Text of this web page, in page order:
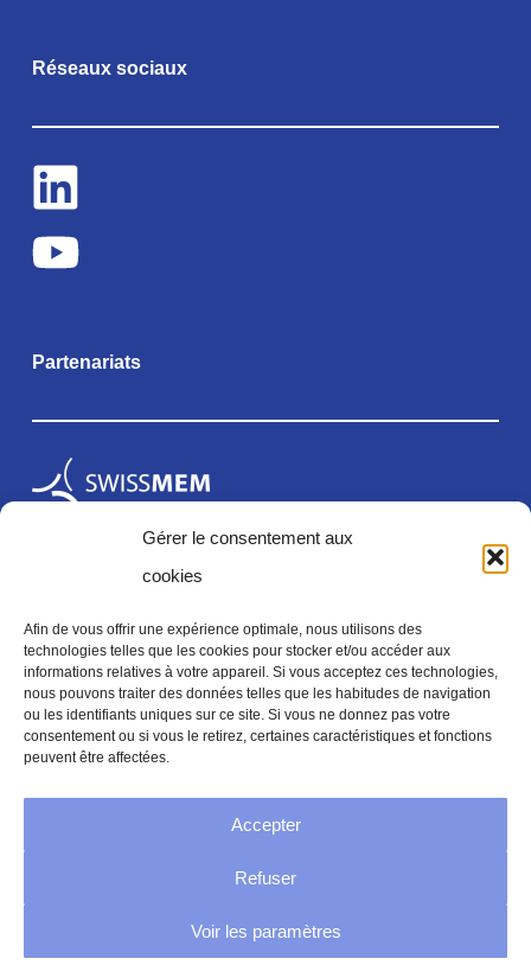
Gérer le consentement aux
cookies
Afin de vous offrir une expérience optimale, nous utilisons des
technologies telles que les cookies pour stocker et/ou accéder aux
informations relatives à votre appareil. Si vous acceptez ces technologies,
nous pouvons traiter des données telles que les habitudes de navigation
ou les identifiants uniques sur ce site. Si vous ne donnez pas votre
consentement ou si vous le retirez, certaines caractéristiques et fonctions
peuvent être affectées.
Accepter
Refuser
Voir les paramètres
Réseaux sociaux
Partenariats
Mentions légales
Mentions legales
Directive sur les cookies (UE)